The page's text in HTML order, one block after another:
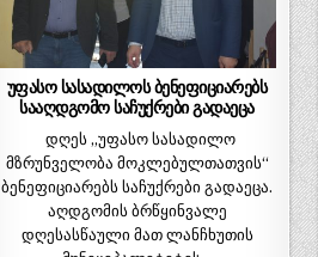
უფასო სასადილოს ბენეფიციარებს
სააღდგომო საჩუქრები გადაეცა
დღეს „უფასო სასადილო
მზრუნველობა მოკლებულთათვის“
ბენეფიციარებს საჩუქრები გადაეცა.
აღდგომის ბრწყინვალე
დღესასწაული მათ ლანჩხუთის